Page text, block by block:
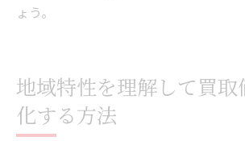
ょう。
地域特性を理解して買取
化する方法